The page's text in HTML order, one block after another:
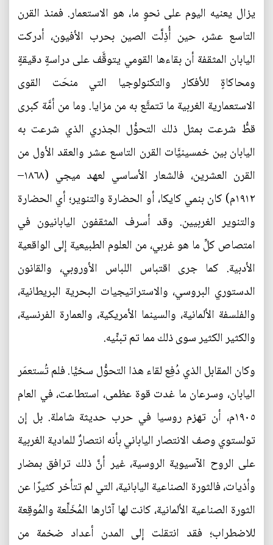
يزال يعنيه اليوم على نحوٍ ما، هو الاستعمار. فمنذ القرن
التاسع عشر، حين أُذِلَّت الصين بحرب الأفيون، أدركت
اليابان المثقفة أن بقاءها القومي يتوقَّف على دراسةٍ دقيقةٍ
ومحاكاةٍ للأفكار والتكنولوجيا التي منحَت القوى
الاستعمارية الغربية ما تتمتَّع به من مزايا. وما من أمَّة كبرى
قطُّ شرعت بمثل ذلك التحوُّل الجذري الذي شرعت به
اليابان بين خمسينيَّات القرن التاسع عشر والعقد الأول من
القرن العشرين، فالشعار الأساسي لعهد ميجي (١٨٦٨–
١٩١٢م) كان بنمي كايكا، أو الحضارة والتنوير؛ أي الحضارة
والتنوير الغربيين. وقد أسرف المثقفون اليابانيون في
امتصاص كلِّ ما هو غربي، من العلوم الطبيعية إلى الواقعية
الأدبية. كما جرى اقتباس اللباس الأوروبي، والقانون
الدستوري البروسي، والاستراتيجيات البحرية البريطانية،
والفلسفة الألمانية، والسينما الأمريكية، والعمارة الفرنسية،
والكثير الكثير سوى ذلك مما تم تبنِّيه.
وكان المقابل الذي دُفِع لقاء هذا التحوُّل سخيًّا. فلم تُستعمَر
اليابان، وسرعان ما غدت قوة عظمى، استطاعت، في العام
١٩٠٥م، أن تهزم روسيا في حرب حديثة شاملة. بل إن
تولستوي وصف الانتصار الياباني بأنه انتصارٌ للمادية الغربية
على الروح الآسيوية الروسية، غير أنَّ ذلك ترافق بمضار
وأذيات، فالثورة الصناعية اليابانية، التي لم تتأخر كثيرًا عن
الثورة الصناعية الألمانية، كانت لها آثارها المُخَلِّعة والمُوقِعة
للاضطراب؛ فقد انتقلت إلى المدن أعداد ضخمة من